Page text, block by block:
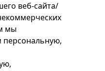
веб-сайта/
мы
персональную,